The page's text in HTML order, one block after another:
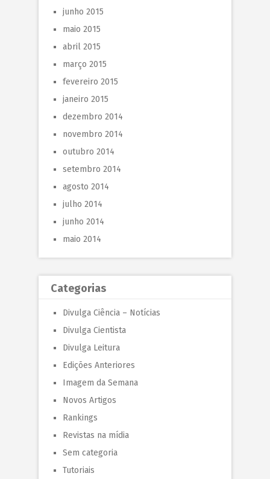
junho 2015
maio 2015
abril 2015
março 2015
fevereiro 2015
janeiro 2015
dezembro 2014
novembro 2014
outubro 2014
setembro 2014
agosto 2014
julho 2014
junho 2014
maio 2014
Categorias
Divulga Ciência – Notícias
Divulga Cientista
Divulga Leitura
Edições Anteriores
Imagem da Semana
Novos Artigos
Rankings
Revistas na mídia
Sem categoria
Tutoriais